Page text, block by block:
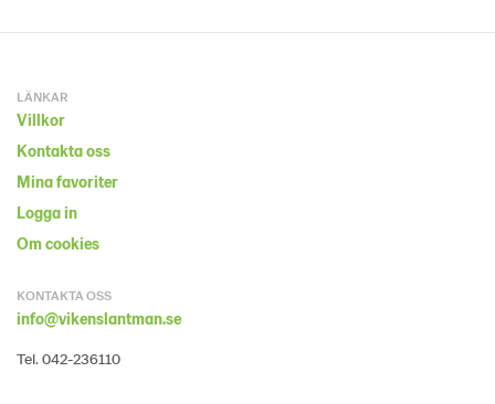
LÄNKAR
Villkor
Kontakta oss
Mina favoriter
Logga in
Om cookies
KONTAKTA OSS
info@vikenslantman.se
Tel. 042-236110